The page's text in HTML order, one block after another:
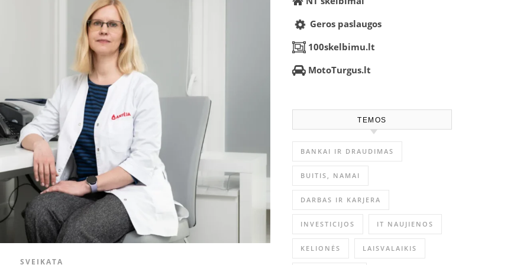
SVEIKATA
Geros paslaugos
100skelbimu.lt
MotoTurgus.lt
TEMOS
BANKAI IR DRAUDIMAS
BUITIS, NAMAI
DARBAS IR KARJERA
INVESTICIJOS IT NAUJIENOS
KELIONĖS LAISVALAIKIS